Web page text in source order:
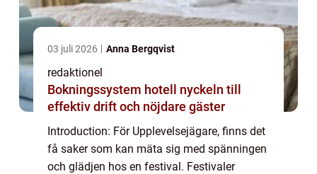
03 juli 2026 Anna Bergqvist
redaktionel
Bokningssystem hotell nyckeln till
effektiv drift och nöjdare gäster
Introduction: För Upplevelsejägare, finns det
få saker som kan mäta sig med spänningen
och glädjen hos en festival. Festivaler